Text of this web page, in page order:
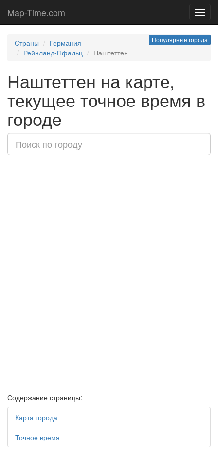
Map-Time.com
Популярные города
Страны
Германия
Рейнланд-Пфальц
Наштеттен
Наштеттен на карте,
текущее точное время в
городе
Содержание страницы:
Карта города
Точное время